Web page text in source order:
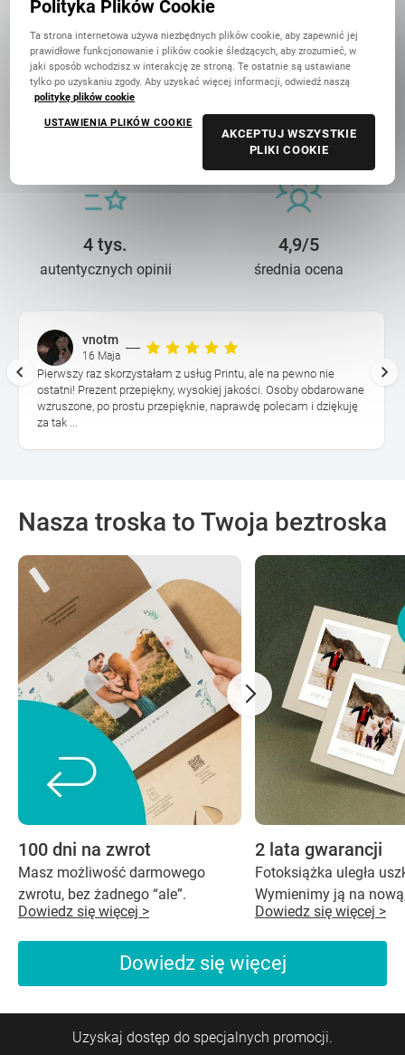
14 lat troski 90 mln+
wydrukowanych zdjęć
4 tys.
autentycznych opinii
4,9/5
średnia ocena
vnotm
16 Maja
Pierwszy raz skorzystałam z usług Printu, ale na pewno nie
ostatni! Prezent przepiękny, wysokiej jakości. Osoby obdarowane
wzruszone, po prostu przepięknie, naprawdę polecam i dziękuję
za tak ...
Nasza troska to Twoja beztroska
100 dni na zwrot
Masz możliwość darmowego
zwrotu, bez żadnego “ale”.
Dowiedz się więcej >
2 lata gwarancji
Fotoksiążka uległa
Wymienimy ją na
Dowiedz się więcej >
Dowiedz się więcej
Uzyskaj dostęp do specjalnych promocji.
Polityka Plików Cookie
Ta strona internetowa używa niezbędnych plików cookie, aby zapewnić jej
prawidłowe funkcjonowanie i plików cookie śledzących, aby zrozumieć, w
jaki sposób wchodzisz w interakcję ze stroną. Te ostatnie są ustawiane
tylko po uzyskaniu zgody. Aby uzyskać więcej informacji, odwiedź naszą
politykę plików cookie
USTAWIENIA PLIKÓW COOKIE
AKCEPTUJ WSZYSTKIE
PLIKI COOKIE